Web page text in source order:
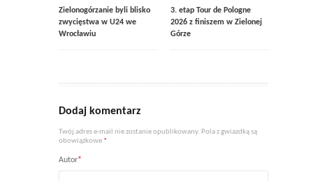
Zielonogórzanie byli blisko
zwycięstwa w U24 we
Wrocławiu
3. etap Tour de Pologne
2026 z finiszem w Zielonej
Górze
Dodaj komentarz
Twój adres e-mail nie zostanie opublikowany. Pola z gwiazdką są
obowiązkowe *
Autor*